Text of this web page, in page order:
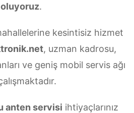
oluyoruz.
kesintisiz hizmet
, uzman kadrosu,
ve geniş mobil servis ağı
anten servisi ihtiyaçlarınız